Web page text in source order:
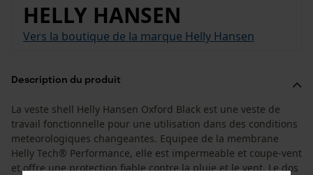
HELLY HANSEN
Vers la boutique de la marque Helly Hansen
Description du produit
La veste shell Helly Hansen Oxford Black est une veste de
travail fonctionnelle pour une utilisation dans des conditions
meteorologiques changeantes. Equipee de la membrane
Helly Tech® Performance, elle est impermeable et coupe-vent
et offre une protection fiable contre la pluie et le vent. Le dos